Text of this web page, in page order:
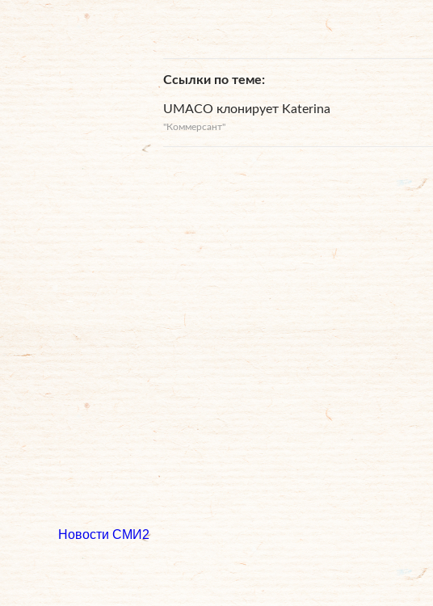
Ссылки по теме
UMACO клонирует Katerina
"Коммерсант"
Новости СМИ2